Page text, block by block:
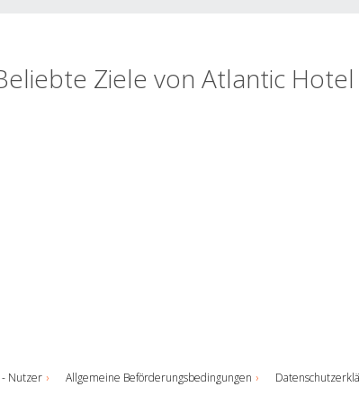
Ziele von Atlantic
- Nutzer Allgemeine Beförderungsbedingungen